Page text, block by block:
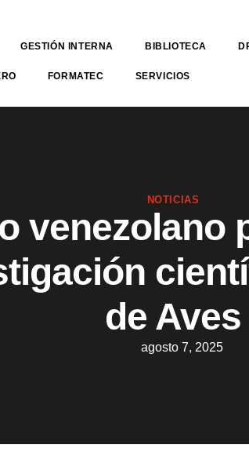
GESTIÓN INTERNA BIBLIOTECA
FORMATEC SERVICIOS
NOTICIAS
venezolano
de Aves
agosto 7, 2025